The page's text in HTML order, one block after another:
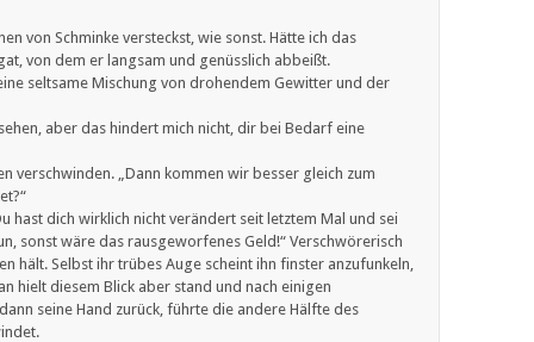
von Schminke versteckst, wie sonst. Hätte ich das
von dem er langsam und genüsslich abbeißt.
seltsame Mischung von drohendem Gewitter und der
aber das hindert mich nicht, dir bei Bedarf eine
verschwinden. „Dann kommen wir besser gleich zum
hast dich wirklich nicht verändert seit letztem Mal und sei
sonst wäre das rausgeworfenes Geld!“ Verschwörerisch
hält. Selbst ihr trübes Auge scheint ihn finster anzufunkeln,
hielt diesem Blick aber stand und nach einigen
seine Hand zurück, führte die andere Hälfte des